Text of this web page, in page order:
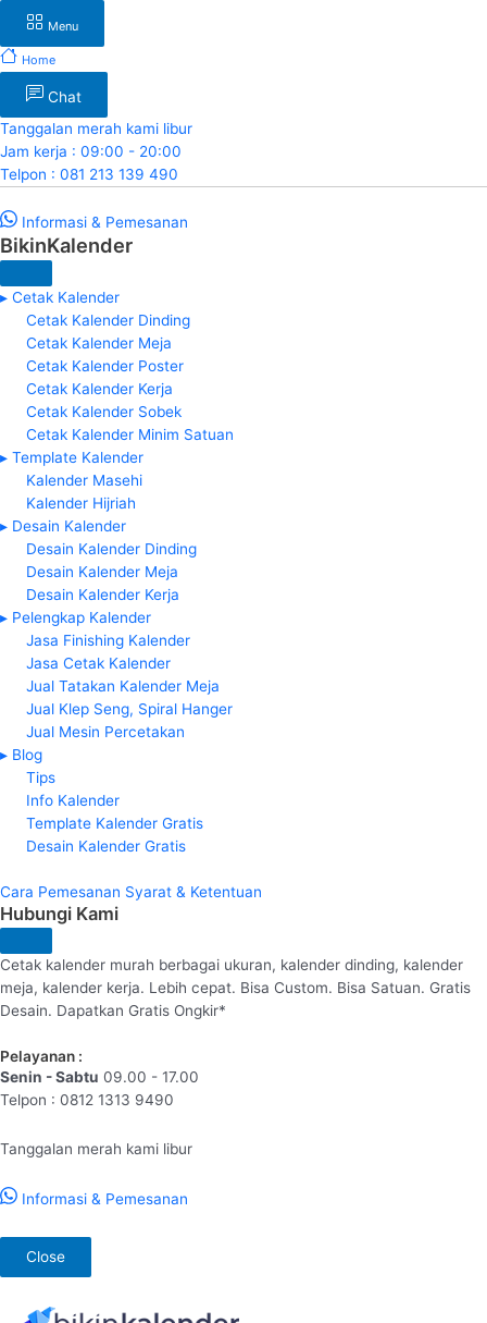
Menu
Home
Chat
Tanggalan merah kami libur
Jam kerja : 09:00 - 20:00
Telpon : 081 213 139 490
Informasi & Pemesanan
BikinKalender
▸ Cetak Kalender
Cetak Kalender Dinding
Cetak Kalender Meja
Cetak Kalender Poster
Cetak Kalender Kerja
Cetak Kalender Sobek
Cetak Kalender Minim Satuan
▸ Template Kalender
Kalender Masehi
Kalender Hijriah
▸ Desain Kalender
Desain Kalender Dinding
Desain Kalender Meja
Desain Kalender Kerja
▸ Pelengkap Kalender
Jasa Finishing Kalender
Jasa Cetak Kalender
Jual Tatakan Kalender Meja
Jual Klep Seng, Spiral Hanger
Jual Mesin Percetakan
▸ Blog
Tips
Info Kalender
Template Kalender Gratis
Desain Kalender Gratis
Cara Pemesanan Syarat & Ketentuan
Hubungi Kami
Cetak kalender murah berbagai ukuran, kalender dinding, kalender
meja, kalender kerja. Lebih cepat. Bisa Custom. Bisa Satuan. Gratis
Desain. Dapatkan Gratis Ongkir*
Pelayanan :
Senin - Sabtu 09.00 - 17.00
Telpon : 0812 1313 9490
Tanggalan merah kami libur
Informasi & Pemesanan
Close